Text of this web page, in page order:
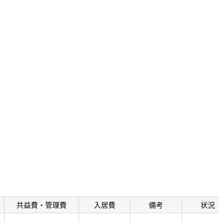
共益費・管理費 入居費 備考 状況